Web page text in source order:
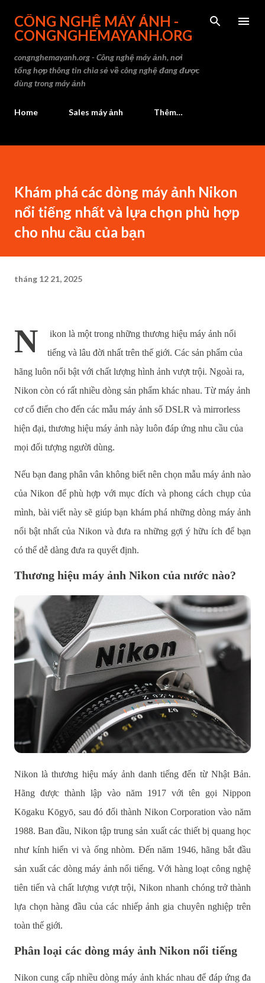
Chuyển đến nội dung chính
CÔNG NGHỆ MÁY ẢNH -
CONGNGHEMAYANH.ORG
congnghemayanh.org - Công nghệ máy ảnh, nơi
tổng hợp thông tin chia sẻ về công nghệ đang được
dùng trong máy ảnh
Home Sales máy ảnh Thêm…
Khám phá các dòng máy ảnh Nikon
nổi tiếng nhất và lựa chọn phù hợp
cho nhu cầu của bạn
tháng 12 21, 2025
N
ikon là một trong những thương hiệu máy ảnh nổi
tiếng và lâu đời nhất trên thế giới. Các sản phẩm của
hãng luôn nổi bật với chất lượng hình ảnh vượt trội. Ngoài ra,
Nikon còn có rất nhiều dòng sản phẩm khác nhau. Từ máy ảnh
cơ cổ điển cho đến các mẫu máy ảnh số DSLR và mirrorless
hiện đại, thương hiệu máy ảnh này luôn đáp ứng nhu cầu của
mọi đối tượng người dùng.
Nếu bạn đang phân vân không biết nên chọn mẫu máy ảnh nào
của Nikon để phù hợp với mục đích và phong cách chụp của
mình, bài viết này sẽ giúp bạn khám phá những dòng máy ảnh
nổi bật nhất của Nikon và đưa ra những gợi ý hữu ích để bạn
có thể dễ dàng đưa ra quyết định.
Thương hiệu máy ảnh Nikon của nước nào?
Nikon là thương hiệu máy ảnh danh tiếng đến từ Nhật Bản.
Hãng được thành lập vào năm 1917 với tên gọi Nippon
Kōgaku Kōgyō, sau đó đổi thành Nikon Corporation vào năm
1988. Ban đầu, Nikon tập trung sản xuất các thiết bị quang học
như kính hiển vi và ống nhòm. Đến năm 1946, hãng bắt đầu
sản xuất các dòng máy ảnh nổi tiếng. Với hàng loạt công nghệ
tiên tiến và chất lượng vượt trội, Nikon nhanh chóng trở thành
lựa chọn hàng đầu của các nhiếp ảnh gia chuyên nghiệp trên
toàn thế giới​.
Phân loại các dòng máy ảnh Nikon nổi tiếng
Nikon cung cấp nhiều dòng máy ảnh khác nhau để đáp ứng đa